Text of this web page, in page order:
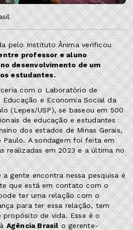
pelo Instituto Ânima verificou
professor e aluno
desenvolvimento de um
estudantes.
com o Laboratório de
Educação e Economia Social da
(Lepes/USP), se baseou em 500
de educação e estudantes
dos estados de Minas Gerais,
Paulo. A sondagem foi feita em
realizadas em 2023 e a última no
a gente encontra nessa pesquisa é
que está em contato com o
ter uma relação com o
para ter essa relação, tem
propósito de vida. Esse é o
àAgência Brasilo gerente-